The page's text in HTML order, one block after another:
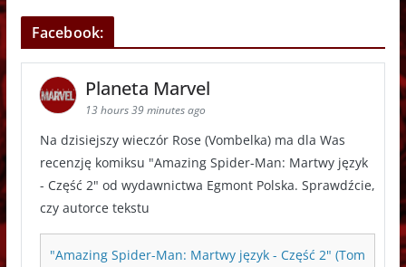
Facebook:
Planeta Marvel
13 hours 39 minutes ago
Na dzisiejszy wieczór Rose (Vombelka) ma dla Was
recenzję komiksu "Amazing Spider-Man: Martwy język
- Część 2" od wydawnictwa Egmont Polska. Sprawdźcie,
czy autorce tekstu
"Amazing Spider-Man: Martwy język - Część 2" (Tom